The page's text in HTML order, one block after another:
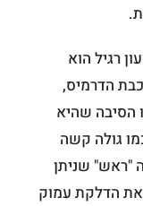
רגיל הוא
הדרמיס,
הסיבה שהיא
גולה קשה
"ראש" שניתן
את הדלקת עמוק